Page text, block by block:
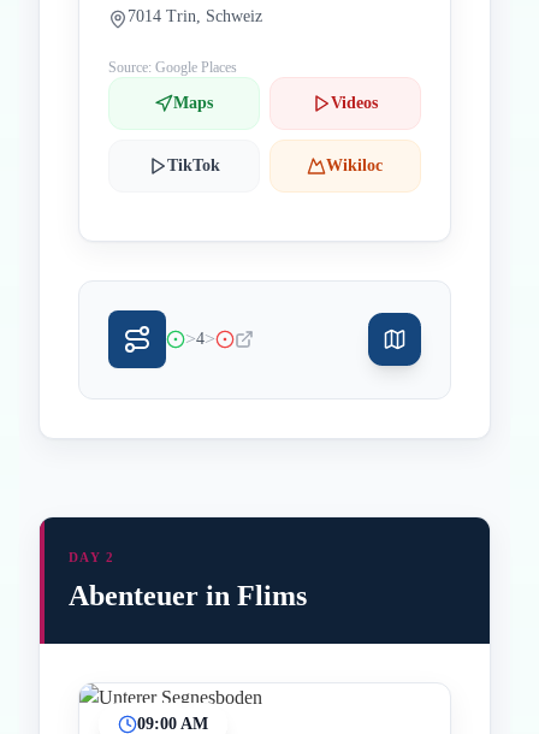
7014 Trin, Schweiz
Source: Google Places
Maps Videos
TikTok Wikiloc
>4>
DAY 2
Abenteuer in Flims
09:00 AM